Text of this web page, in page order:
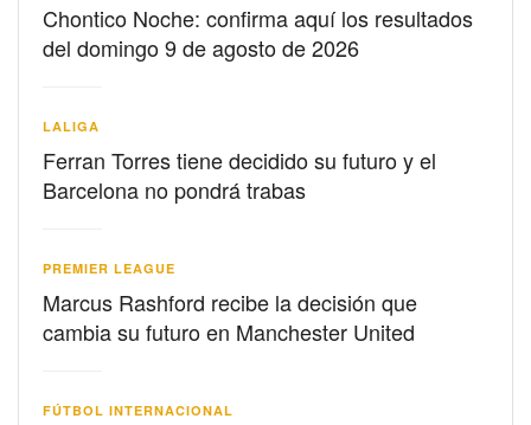
Chontico Noche: confirma aquí los resultados
del domingo 9 de agosto de 2026
LALIGA
Ferran Torres tiene decidido su futuro y el
Barcelona no pondrá trabas
PREMIER LEAGUE
Marcus Rashford recibe la decisión que
cambia su futuro en Manchester United
FÚTBOL INTERNACIONAL